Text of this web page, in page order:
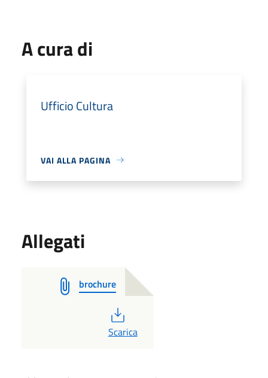
A cura di
Ufficio Cultura
VAI ALLA PAGINA
Allegati
brochure
PDF
Scarica